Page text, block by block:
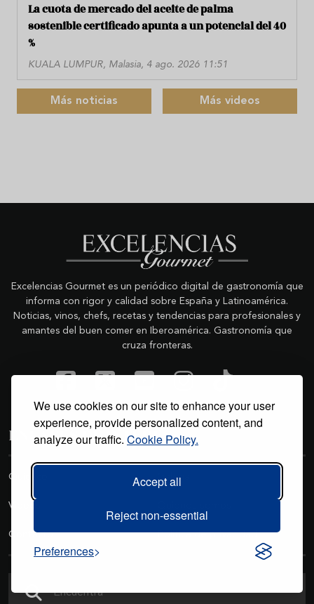
We use cookies on our site to enhance your user
experience, provide personalized content, and
analyze our traffic. Cookie Policy.
Accept all
Reject non-essential
Preferences
La cuota de mercado del aceite de palma
sostenible certificado apunta a un potencial del 40
%
KUALA LUMPUR, Malasia, 4 ago. 2026 11:51
Más noticias Más videos
Excelencias Gourmet es un periódico digital de gastronomía que
informa con rigor y calidad sobre España y Latinoamérica.
Noticias, vinos, chefs, recetas y tendencias para profesionales y
amantes del buen comer en Iberoamérica. Gastronomía que
cruza fronteras.
ENLACES DE INTERÉS
Quiosco Galería
Videos
Contacto Política de privacidad